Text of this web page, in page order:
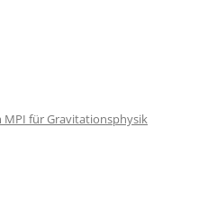
MPI für Gravitationsphysik